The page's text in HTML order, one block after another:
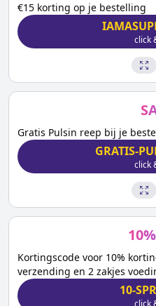
€15 korting op je bestelling
click
Gratis Pulsin reep bij je
GRATIS-
click
10%
Kortingscode voor 10%
verzending en 2 zakjes
10-
click